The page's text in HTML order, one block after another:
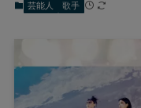
芸能人 歌手